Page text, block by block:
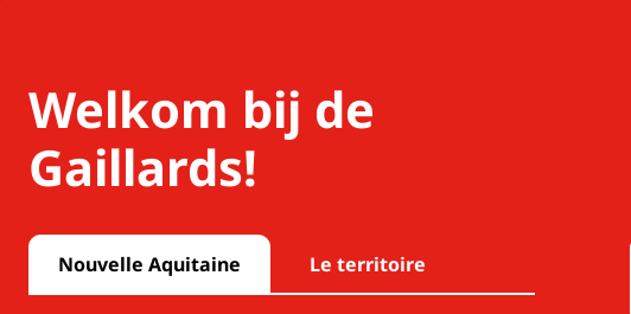
Welkom bij de
Gaillards!
Nouvelle Aquitaine Le territoire